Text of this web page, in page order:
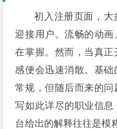
初入注册页面，大
迎接用户。流畅的动
在掌握。然而，当真
感便会迅速消散。基
常规，但随后而来的
写如此详尽的职业信
台给出的解释往往是模